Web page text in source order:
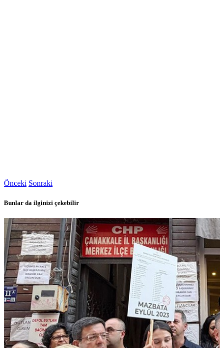
Önceki Sonraki
Bunlar da ilginizi çekebilir